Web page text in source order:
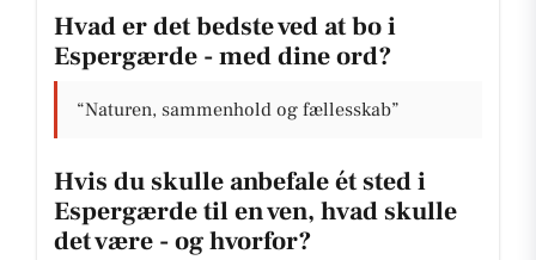
Hvad er det bedste ved at bo i
Espergærde - med dine ord?
“Naturen, sammenhold og fællesskab”
Hvis du skulle anbefale ét sted i
Espergærde til en ven, hvad skulle
det være - og hvorfor?